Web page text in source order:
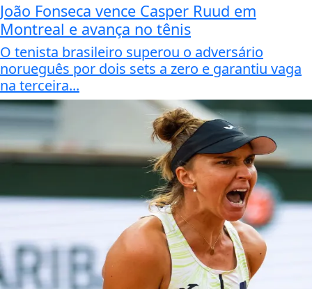
João Fonseca vence Casper Ruud em
Montreal e avança no tênis
O tenista brasileiro superou o adversário
norueguês por dois sets a zero e garantiu vaga
na terceira...